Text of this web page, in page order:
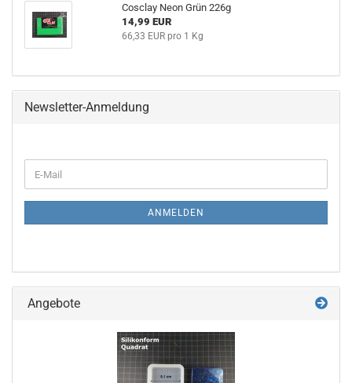
Cosclay Neon Grün 226g
14,99 EUR
66,33 EUR pro 1 Kg
Newsletter-Anmeldung
ZUR
E-
Mail
ANMELDEN
Angebote